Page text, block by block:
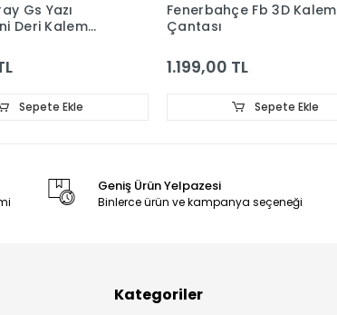
Gs Yazı
Deri Kalem
Sepete Ekle
Fenerbahçe Fb 3D Kalem
Çantası
1.199,00 TL
Sepete Ekle
Geniş Ürün Yelpazesi
Binlerce ürün ve kampanya seçeneği
Kategoriler